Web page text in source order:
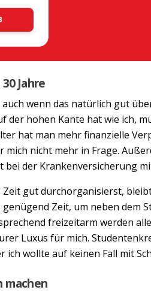
Jahre
wenn das natürlich gut
der hohen Kante hat wie ich,
hat man mehr finanzielle
mich nicht mehr in Frage.
der Krankenversicherung
Zeit gut durchorganisierst,
Zeit, um neben dem
freizeitarm werden
Luxus für mich.
ich wollte auf keinen Fall mit
machen